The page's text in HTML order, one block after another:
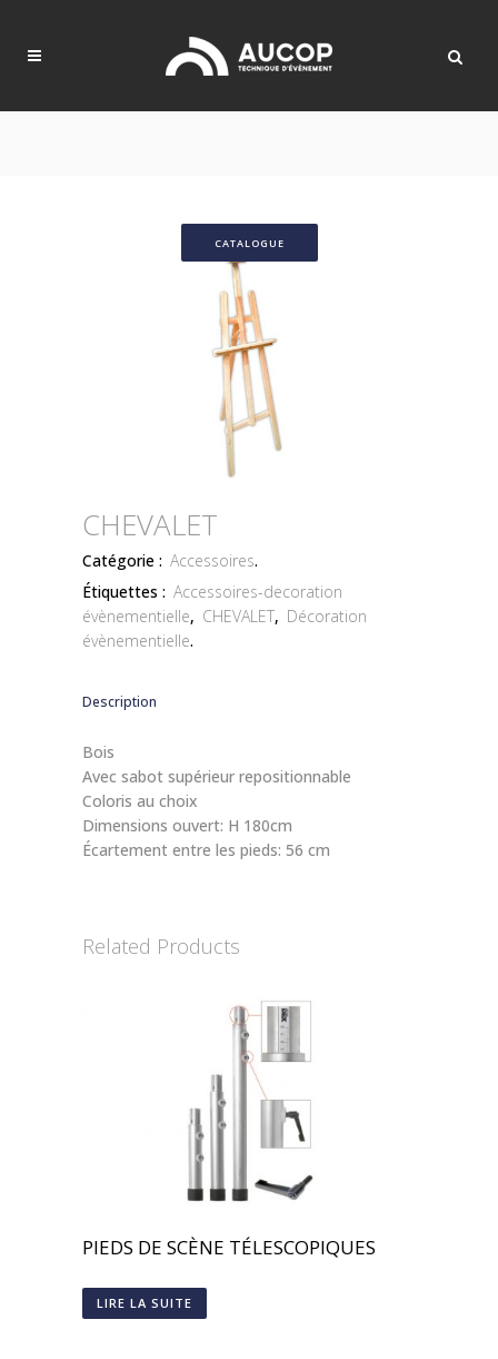
CATALOGUE
CHEVALET
Catégorie : Accessoires.
Étiquettes : Accessoires-decoration
évènementielle, CHEVALET, Décoration
évènementielle.
Description
Bois
Avec sabot supérieur repositionnable
Coloris au choix
Dimensions ouvert: H 180cm
Écartement entre les pieds: 56 cm
Related Products
PIEDS DE SCÈNE TÉLESCOPIQUES
LIRE LA SUITE